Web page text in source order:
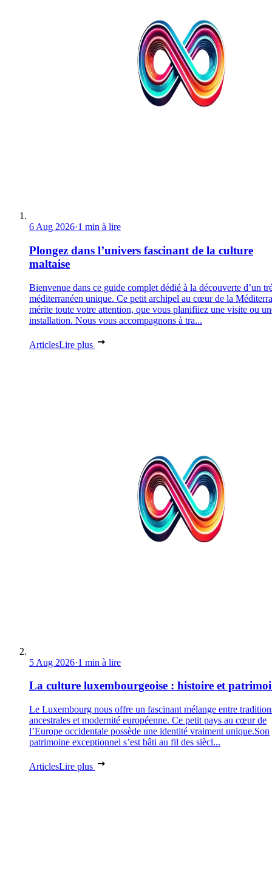
6 Aug 2026·1 min à lire
Plongez dans l’univers fascinant de la culture
maltaise
Bienvenue dans ce guide complet dédié à la découverte d’un
méditerranéen unique. Ce petit archipel au cœur de la
mérite toute votre attention, que vous planifiiez une visite ou
installation. Nous vous accompagnons à tra...
ArticlesLire plus
5 Aug 2026·1 min à lire
La culture luxembourgeoise : histoire et
Le Luxembourg nous offre un fascinant mélange entre
ancestrales et modernité européenne. Ce petit pays au cœur de
l’Europe occidentale possède une identité vraiment unique.Son
patrimoine exceptionnel s’est bâti au fil des siècl...
ArticlesLire plus